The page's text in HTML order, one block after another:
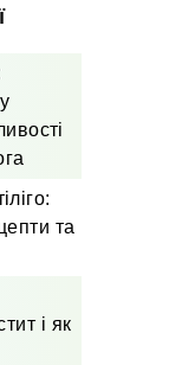
та
і як